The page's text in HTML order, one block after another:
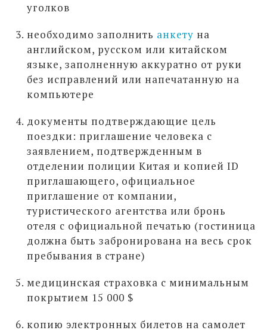
уголков
необходимо заполнить анкету на
английском, русском или китайском
языке, заполненную аккуратно от руки
без исправлений или напечатанную на
компьютере
документы подтверждающие цель
поездки: приглашение человека с
заявлением, подтвержденным в
отделении полиции Китая и копией ID
приглашающего, официальное
приглашение от компании,
туристического агентства или бронь
отеля с официальной печатью (гостиница
должна быть забронирована на весь срок
пребывания в стране)
медицинская страховка с минимальным
покрытием 15 000 $
копию электронных билетов на самолет